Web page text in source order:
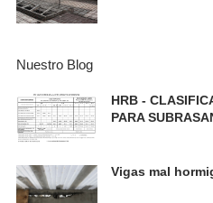
Nuestro Blog
HRB -
PARA
Vigas mal